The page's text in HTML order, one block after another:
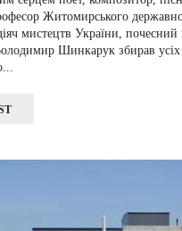
Житомирського
мистецтв України, почесний
Шинкарук збирав усіх